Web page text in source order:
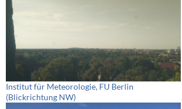
Institut für Meteorologie, FU Berlin
(Blickrichtung NW)